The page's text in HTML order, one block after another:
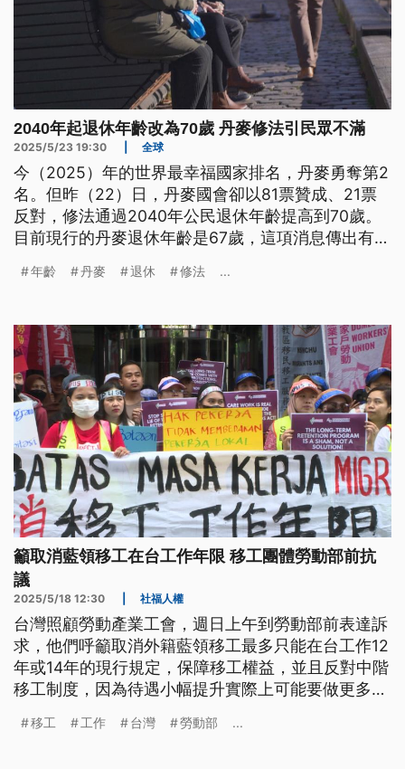
2040年起退休年齡改為70歲 丹麥修法引民眾不滿
2025/5/23 19:30 全球
今（2025）年的世界最幸福國家排名，丹麥勇奪第2
名。但昨（22）日，丹麥國會卻以81票贊成、21票
反對，修法通過2040年公民退休年齡提高到70歲。
目前現行的丹麥退休年齡是67歲，這項消息傳出有民
是歐盟國家中最高的。
年齡 丹麥 退休 修法 ...
籲取消藍領移工在台工作年限 移工團體勞動部前抗
議
2025/5/18 12:30 社福人權
台灣照顧勞動產業工會，週日上午到勞動部前表達訴
求，他們呼籲取消外籍藍領移工最多只能在台工作12
年或14年的現行規定，保障移工權益，並且反對中階
移工制度，因為待遇小幅提升實際上可能要做更多
移工 工作 台灣 勞動部 ...